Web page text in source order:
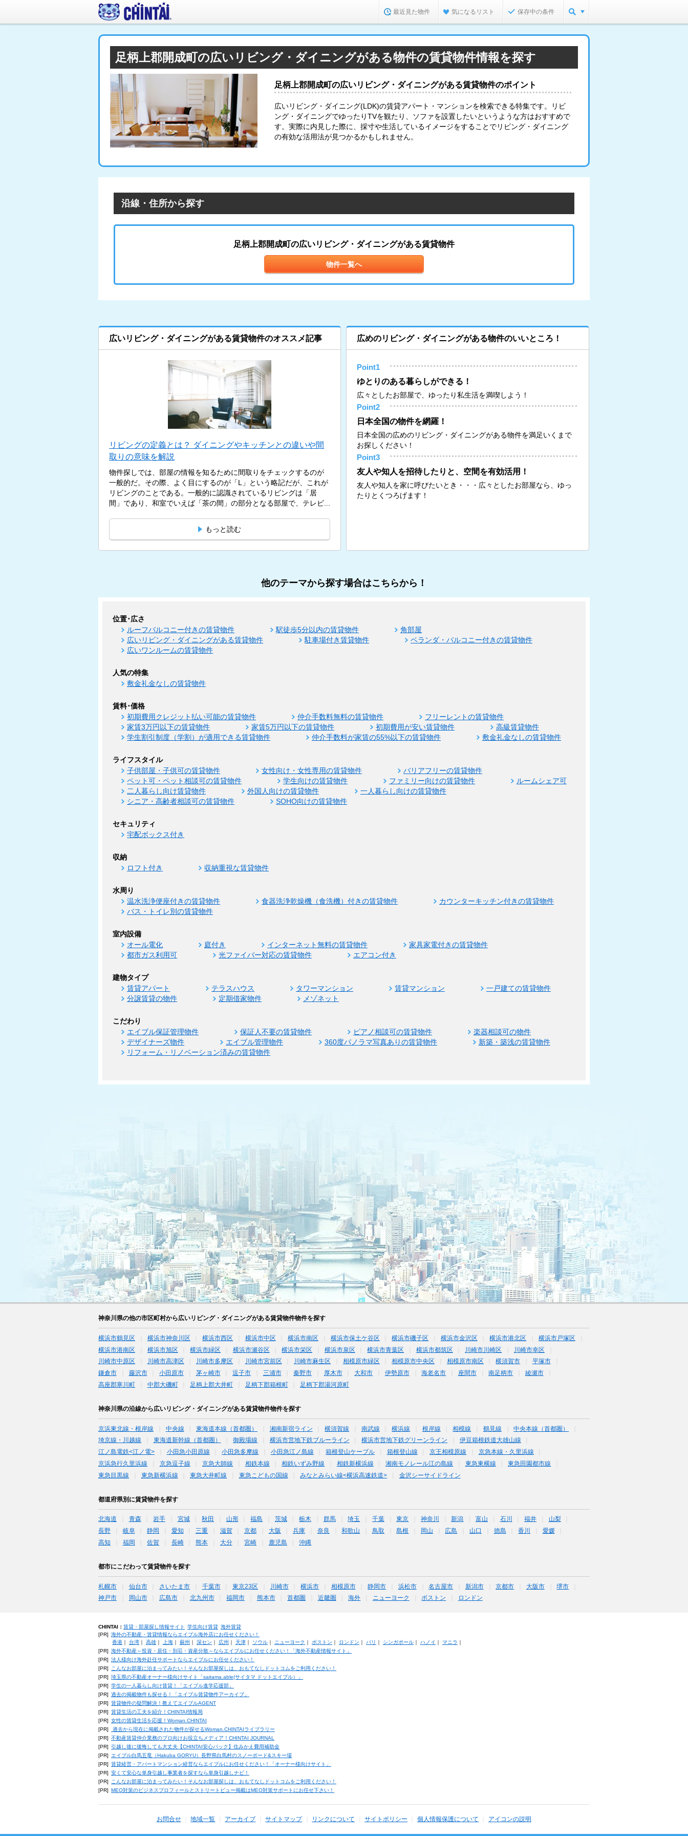
最近見た物件 気になるリスト 保存中の条件
足柄上郡開成町の広いリビング・ダイニングがある物件の賃貸物件情報を探す
足柄上郡開成町の広いリビング・ダイニングがある賃貸物件のポイント
広いリビング・ダイニング(LDK)の賃貸アパート・マンションを検索できる特集です。リビ
ング・ダイニングでゆったりTVを観たり、ソファを設置したいというような方はおすすめで
す。実際に内見した際に、採寸や生活しているイメージをすることでリビング・ダイニング
の有効な活用法が見つかるかもしれません。
沿線・住所から探す
足柄上郡開成町の広いリビング・ダイニングがある賃貸物件
物件一覧へ
広いリビング・ダイニングがある賃貸物件のオススメ記事
リビングの定義とは？ ダイニングやキッチンとの違いや間
取りの意味を解説
物件探しでは、部屋の情報を知るために間取りをチェックするのが
一般的だ。その際、よく目にするのが「L」という略記だが、これが
リビングのことである。一般的に認識されているリビングは「居
間」であり、和室でいえば「茶の間」の部分となる部屋で、テレビ...
もっと読む
広めのリビング・ダイニングがある物件のいいところ！
Point1
ゆとりのある暮らしができる！
広々としたお部屋で、ゆったり私生活を満喫しよう！
Point2
日本全国の物件を網羅！
日本全国の広めのリビング・ダイニングがある物件を満足いくまで
お探しください！
Point3
友人や知人を招待したりと、空間を有効活用！
友人や知人を家に呼びたいとき・・・広々としたお部屋なら、ゆっ
たりとくつろげます！
他のテーマから探す場合はこちらから！
位置･広さ
ルーフバルコニー付きの賃貸物件 駅徒歩5分以内の賃貸物件
角部屋
広いリビング・ダイニングがある賃貸物件
駐車場付き賃貸物件
ベランダ・バルコニー付きの賃貸物件
広いワンルームの賃貸物件
人気の特集
敷金礼金なしの賃貸物件
賃料･価格
初期費用クレジット払い可能の賃貸物件 仲介手数料無料の賃貸物件
フリーレントの賃貸物件
家賃3万円以下の賃貸物件
家賃5万円以下の賃貸物件 初期費用が安い賃貸物件
高級賃貸物件
学生割引制度（学割）が適用できる賃貸物件
仲介手数料が家賃の55%以下の賃貸物件 敷金礼金なしの賃貸物件
ライフスタイル
子供部屋・子供可の賃貸物件 女性向け・女性専用の賃貸物件
バリアフリーの賃貸物件
ペット可・ペット相談可の賃貸物件
学生向けの賃貸物件 ファミリー向けの賃貸物件
ルームシェア可
二人暮らし向け賃貸物件
外国人向けの賃貸物件
一人暮らし向けの賃貸物件
シニア・高齢者相談可の賃貸物件
SOHO向けの賃貸物件
セキュリティ
宅配ボックス付き
収納
ロフト付き 収納重視な賃貸物件
水周り
温水洗浄便座付きの賃貸物件 食器洗浄乾燥機（食洗機）付きの賃貸物件
カウンターキッチン付きの賃貸物件
バス・トイレ別の賃貸物件
室内設備
オール電化 庭付き インターネット無料の賃貸物件
家具家電付きの賃貸物件
都市ガス利用可
光ファイバー対応の賃貸物件 エアコン付き
建物タイプ
賃貸アパート テラスハウス タワーマンション 賃貸マンション
一戸建ての賃貸物件
分譲賃貸の物件
定期借家物件 メゾネット
こだわり
エイブル保証管理物件 保証人不要の賃貸物件 ピアノ相談可の賃貸物件
楽器相談可の物件
デザイナーズ物件
エイブル管理物件 360度パノラマ写真ありの賃貸物件
新築・築浅の賃貸物件
リフォーム・リノベーション済みの賃貸物件
神奈川県の他の市区町村から広いリビング・ダイニングがある賃貸物件物件を探す
横浜市鶴見区 横浜市神奈川区 横浜市西区 横浜市中区 横浜市南区 横浜市保土ケ谷区 横浜市磯子区 横浜市金沢区 横浜市港北区
横浜市戸塚区
横浜市港南区
横浜市旭区 横浜市緑区 横浜市瀬谷区 横浜市栄区 横浜市泉区 横浜市青葉区 横浜市都筑区 川崎市川崎区
川崎市幸区
川崎市中原区
川崎市高津区 川崎市多摩区 川崎市宮前区 川崎市麻生区 相模原市緑区 相模原市中央区 相模原市南区 横須賀市
平塚市
鎌倉市
藤沢市 小田原市 茅ヶ崎市 逗子市 三浦市 秦野市 厚木市 大和市 伊勢原市 海老名市 座間市 南足柄市
綾瀬市
高座郡寒川町
中郡大磯町 足柄上郡大井町 足柄下郡箱根町 足柄下郡湯河原町
神奈川県の沿線から広いリビング・ダイニングがある賃貸物件物件を探す
京浜東北線・根岸線 中央線 東海道本線（首都圏） 湘南新宿ライン 横須賀線 南武線 横浜線 根岸線 相模線 鶴見線
中央本線（首都圏）
埼京線・川越線
東海道新幹線（首都圏） 御殿場線 横浜市営地下鉄ブルーライン 横浜市営地下鉄グリーンライン
伊豆箱根鉄道大雄山線
江ノ島電鉄<江ノ電>
小田急小田原線 小田急多摩線 小田急江ノ島線 箱根登山ケーブル 箱根登山線 京王相模原線
京急本線・久里浜線
京浜急行久里浜線
京急逗子線 京急大師線 相鉄本線 相鉄いずみ野線 相鉄新横浜線 湘南モノレール江の島線 東急東横線
東急田園都市線
東急目黒線
東急新横浜線 東急大井町線 東急こどもの国線 みなとみらい線<横浜高速鉄道> 金沢シーサイドライン
都道府県別に賃貸物件を探す
北海道 青森 岩手 宮城 秋田 山形 福島 茨城 栃木 群馬 埼玉 千葉 東京 神奈川 新潟 富山 石川 福井
山梨
長野
岐阜 静岡 愛知 三重 滋賀 京都 大阪 兵庫 奈良 和歌山 鳥取 島根 岡山 広島 山口 徳島 香川
愛媛
高知
福岡 佐賀 長崎 熊本 大分 宮崎 鹿児島 沖縄
都市にこだわって賃貸物件を探す
札幌市 仙台市 さいたま市 千葉市 東京23区 川崎市 横浜市 相模原市 静岡市 浜松市 名古屋市 新潟市 京都市 大阪市
堺市
神戸市
岡山市 広島市 北九州市 福岡市 熊本市 首都圏 近畿圏 海外 ニューヨーク ボストン ロンドン
CHINTAI： 賃貸・部屋探し情報サイト 学生向け賃貸 海外賃貸
[PR] 海外の不動産・賃貸情報ならエイブル海外店にお任せください！
香港｜ 台湾｜ 高雄｜ 上海｜ 蘇州 深セン 広州 天津｜ ソウル｜ ニューヨーク ボストン ロンドン パリ シンガポール｜ ハノイ マニラ
[PR] 海外不動産～投資・居住・別荘・資産分散～ならエイブルにお任せください！「海外不動産情報サイト」
[PR] 法人様向け海外赴任サポートならエイブルにお任せください！
[PR]
こんなお部屋に泊まってみたい！そんなお部屋探しは、おもてなしドットコムをご利用ください！
[PR] 埼玉県の不動産オーナー様向けサイト「saitama.able(サイタマ ドットエイブル）」
[PR] 学生の一人暮らし向け賃貸！「エイブル進学応援部」
[PR] 過去の掲載物件も探せる！「エイブル賃貸物件アーカイブ」
[PR] 賃貸物件の疑問解決！教えてエイブルAGENT
[PR] 賃貸生活の工夫を紹介！CHINTAI情報局
[PR] 女性の賃貸生活を応援！Woman.CHINTAI
[PR]
過去から現在に掲載された物件が探せるWoman.CHINTAIライブラリー
[PR] 不動産賃貸仲介業務のプロ向けお役立ちメディア！CHINTAI JOURNAL
[PR]
引越し後に後悔しても大丈夫【CHINTAI安心パック】住みかえ費用補助金
[PR] エイブル白馬五竜（Hakuba GORYU）長野県白馬村のスノーボード&スキー場
[PR] 賃貸経営・アパートマンション経営ならエイブルにお任せください！「オーナー様向けサイト」
[PR] 安くて安心な単身引越し事業者を探すなら単身引越しナビ！
[PR]
こんなお部屋に泊まってみたい！そんなお部屋探しは、おもてなしドットコムをご利用ください！
[PR] MEO対策のビジネスプロフィールとストリートビュー掲載はMEO対策サポートにお任せ下さい！
お問合せ 地域一覧 アーカイブ サイトマップ リンクについて サイトポリシー 個人情報保護について アイコンの説明